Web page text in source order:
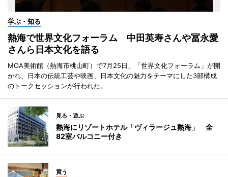
学ぶ・知る
熱海で世界文化フォーラム 中田英寿さんや冨永愛
さんら日本文化を語る
MOA美術館（熱海市桃山町）で7月25日、「世界文化フォーラム」が開
かれ、日本の伝統工芸や映画、日本文化の魅力をテーマにした3部構成
のトークセッションが行われた。
見る・遊ぶ
熱海にリゾートホテル「ヴィラージュ熱海」 全
82室バルコニー付き
買う